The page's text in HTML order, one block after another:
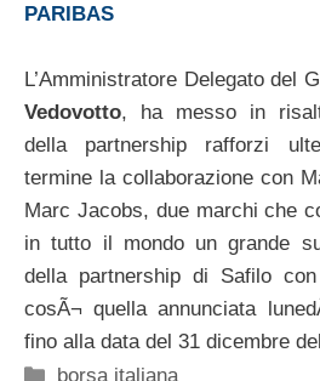
PARIBAS
L’Amministratore Delegato del
Vedovotto, ha messo in
della partnership rafforzi
termine la collaborazione con
Marc Jacobs, due marchi che
in tutto il mondo un grande
della partnership di Safilo
cosÃ¬ quella annunciata
fino alla data del 31 dicembre
Categorie
borsa italiana